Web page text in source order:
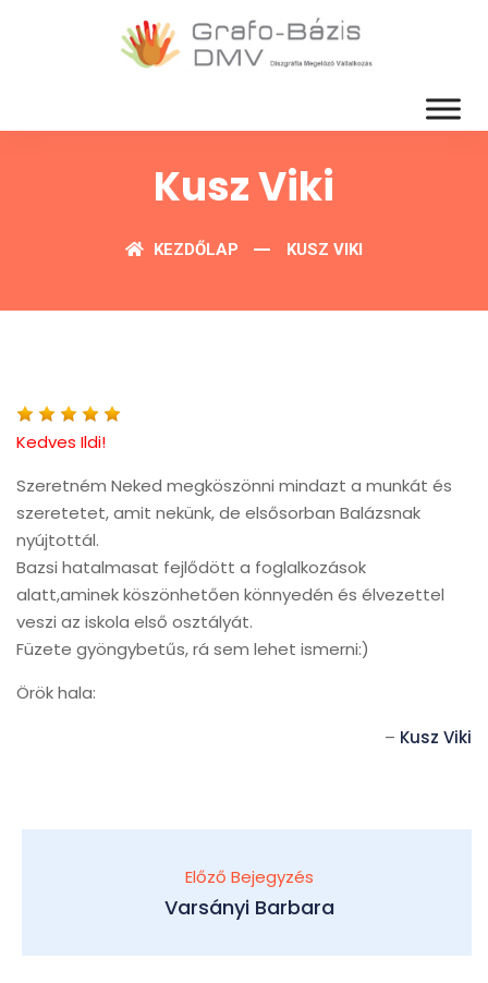
Kusz Viki
KEZDŐLAP KUSZ VIKI
Kedves Ildi!
Szeretném Neked megköszönni mindazt a munkát és
szeretetet, amit nekünk, de elsősorban Balázsnak
nyújtottál.
Bazsi hatalmasat fejlődött a foglalkozások
alatt,aminek köszönhetően könnyedén és élvezettel
veszi az iskola első osztályát.
Füzete gyöngybetűs, rá sem lehet ismerni:)
Örök hala:
Kusz Viki
Előző Bejegyzés
Varsányi Barbara